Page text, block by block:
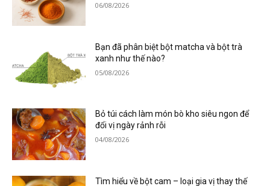
06/08/2026
Bạn đã phân biệt bột matcha và bột trà
xanh như thế nào?
05/08/2026
Bỏ túi cách làm món bò kho siêu ngon để
đổi vị ngày rảnh rỗi
04/08/2026
Tìm hiểu về bột cam – loại gia vị thay thế